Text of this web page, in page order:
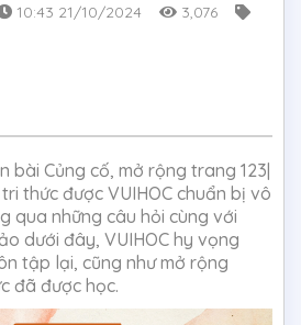
10:43 21/10/2024
3,076
bài Củng cố, mở rộng trang 123|
thức được VUIHOC chuẩn bị vô
qua những câu hỏi cùng với
dưới đây, VUIHOC hy vọng
tập lại, cũng như mở rộng
đã được học.